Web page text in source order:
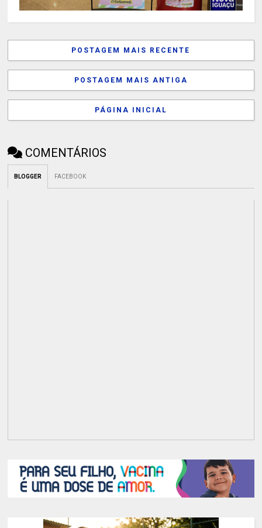
POSTAGEM MAIS RECENTE
POSTAGEM MAIS ANTIGA
PÁGINA INICIAL
COMENTÁRIOS
BLOGGER FACEBOOK